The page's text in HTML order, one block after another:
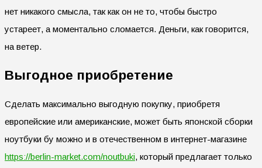
нет никакого смысла, так как он не то, чтобы быстро
устареет, а моментально сломается. Деньги, как говорится,
на ветер.
Выгодное приобретение
Сделать максимально выгодную покупку, приобретя
европейские или американские, может быть японской сборки
ноутбуки бу можно и в отечественном в интернет-магазине
https://berlin-market.com/noutbuki, который предлагает только